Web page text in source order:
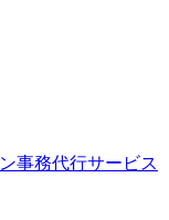
事務代行サービス